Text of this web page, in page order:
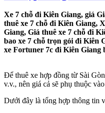
Xe 7 chỗ đi Kiên Giang, giá
thuê xe 7 chỗ đi Kiên Giang,
Giang, Giá thuê xe 7 chỗ đi
bao xe 7 chỗ trọn gói đi Kiên
xe Fortuner 7c đi Kiên Giang
Để thuê xe hợp đồng từ Sài
v.v., nên giá cả sẽ phụ thuộc
Dưới đây là tổng hợp thông tin